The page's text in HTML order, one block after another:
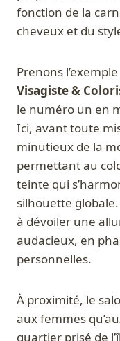
fonction de la
cheveux et du
Prenons
Visagiste &
le numéro un en
Ici, avant toute
minutieux de la
permettant au
teinte qui
silhouette
à dévoiler une
audacieux, en
personnelles.
À proximité, le
aux femmes
quartier prisé de